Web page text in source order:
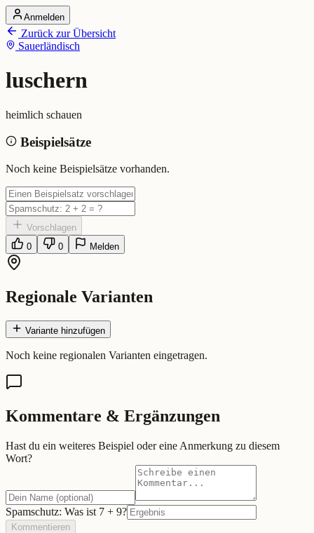
Startseite
Alle Dialekte
Dialekte vergleichen
Dialekt-Karte
Ranking
luschern (Sauerländisch)
Bedeutung:heimlich schauen
Anmelden
Zurück zur Übersicht
Sauerländisch
luschern
heimlich schauen
Beispielsätze
Noch keine Beispielsätze vorhanden.
Vorschlagen
0
0 Melden
Regionale Varianten
Variante hinzufügen
Noch keine regionalen Varianten eingetragen.
Kommentare & Ergänzungen
Hast du ein weiteres Beispiel oder eine Anmerkung zu diesem
Wort?
Spamschutz: Was ist 7 + 9?
Kommentieren